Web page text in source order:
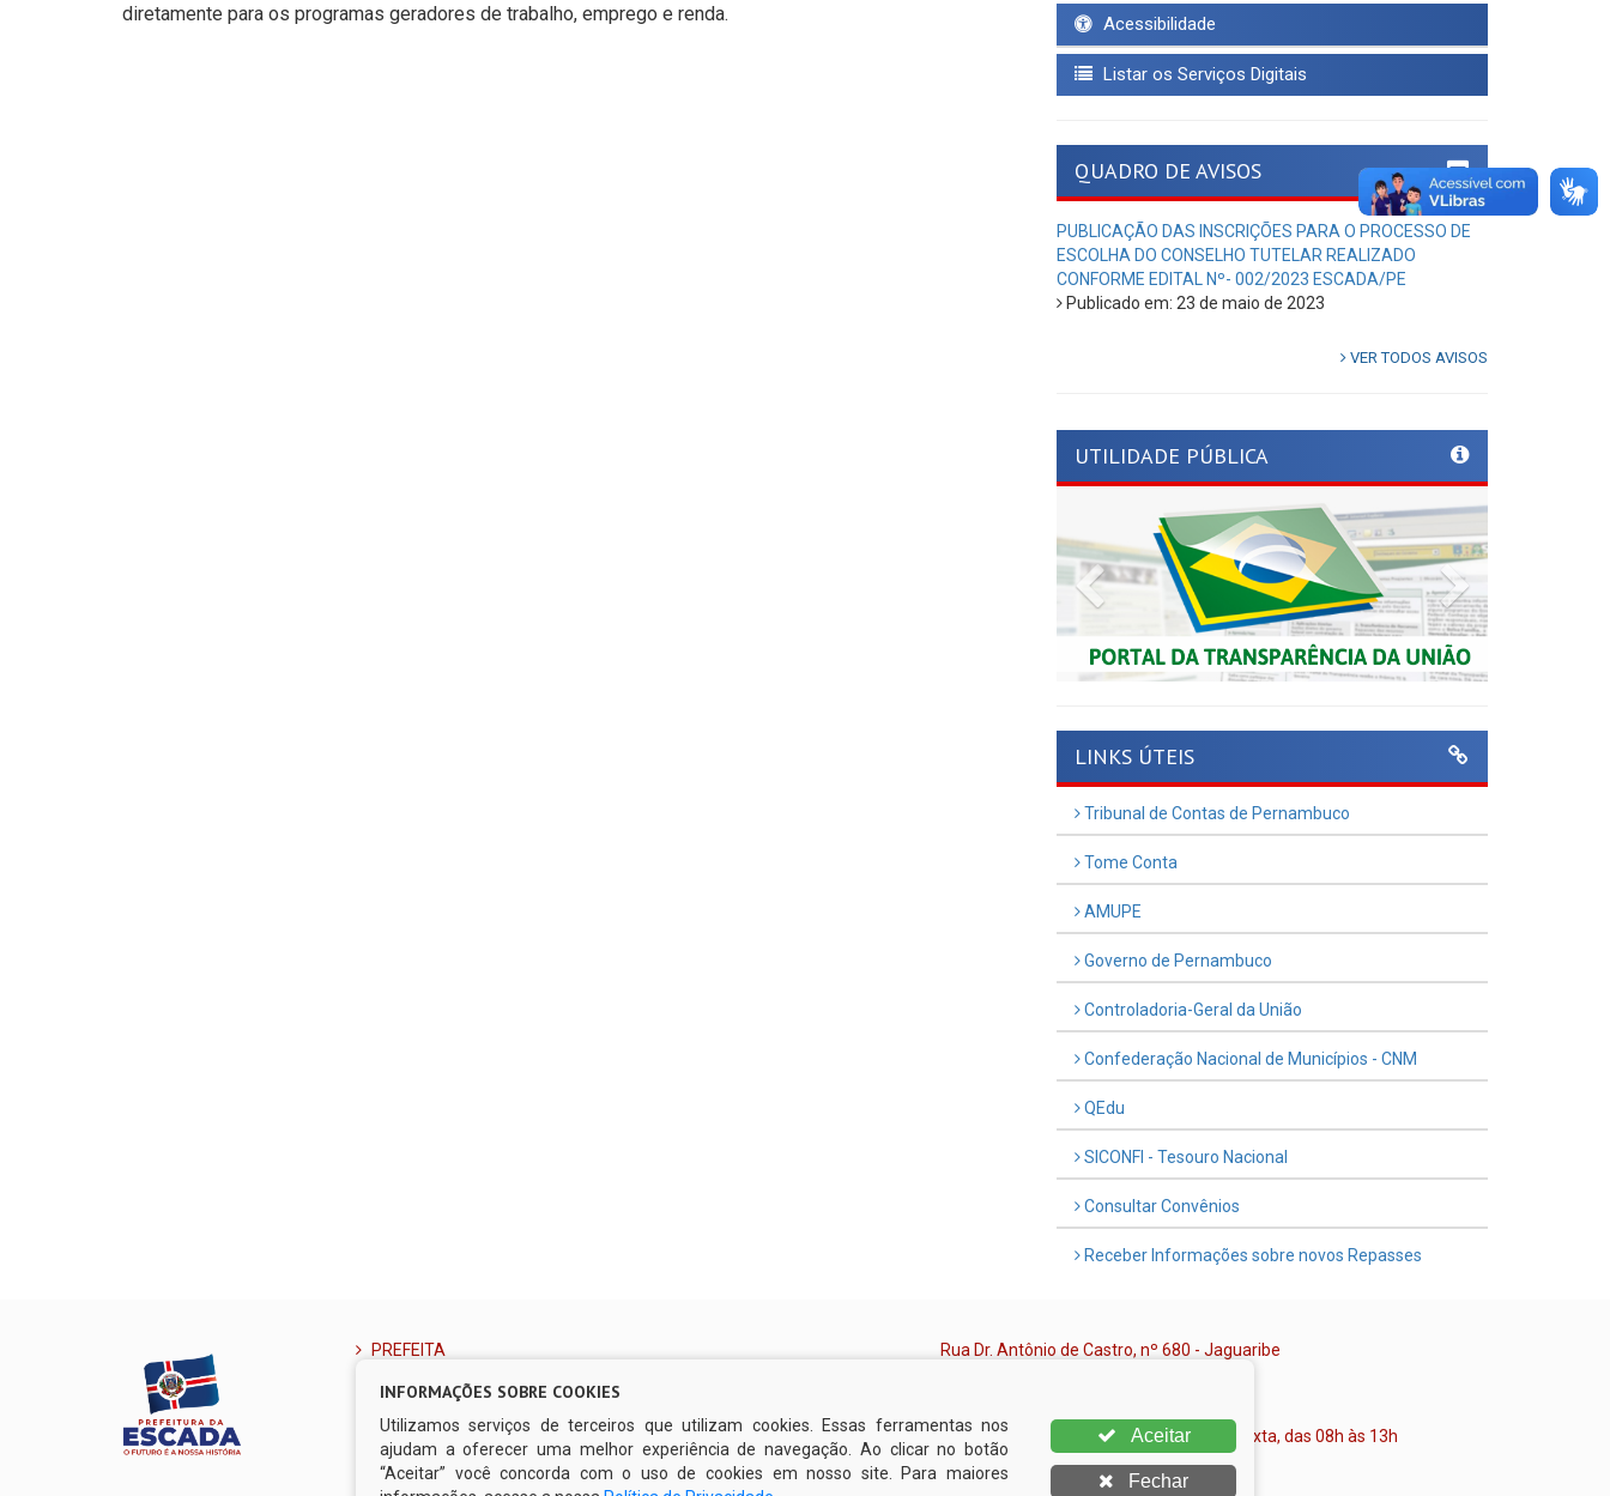
diretamente para os programas geradores de trabalho, emprego e renda.
Acessibilidade
Listar os Serviços Digitais
QUADRO DE AVISOS
PUBLICAÇÃO DAS INSCRIÇÕES PARA O PROCESSO DE
ESCOLHA DO CONSELHO TUTELAR REALIZADO
CONFORME EDITAL Nº- 002/2023 ESCADA/PE
Publicado em: 23 de maio de 2023
VER TODOS AVISOS
UTILIDADE PÚBLICA
Previous
LINKS ÚTEIS
Tribunal de Contas de Pernambuco
Tome Conta
AMUPE
Governo de Pernambuco
Controladoria-Geral da União
Confederação Nacional de Municípios - CNM
QEdu
SICONFI - Tesouro Nacional
Consultar Convênios
Receber Informações sobre novos Repasses
PREFEITA
OUVIDORIA MUNICIPAL DE ESCADA
SERVIÇO DE INFORMAÇÃO AO CIDADÃO
SECRETARIAS
Rua Dr. Antônio de Castro, nº 680 - Jaguaribe
Horário de Funcionamento: Segunda a Sexta, das 08h às 13h
INFORMAÇÕES SOBRE COOKIES
Utilizamos serviços de terceiros que utilizam cookies. Essas ferramentas nos
ajudam a oferecer uma melhor experiência de navegação. Ao clicar no botão
“Aceitar” você concorda com o uso de cookies em nosso site. Para maiores
Aceitar
Fechar